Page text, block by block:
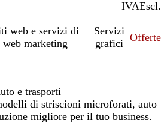
IVAIncl.
Escl.
web e servizi di
web marketing
Servizi
grafici
Offerte
e trasporti
di striscioni microforati, auto
migliore per il tuo business.